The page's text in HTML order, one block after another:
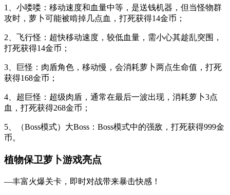
1、小喽喽：移动速度和血量中等，是送钱机器，但当怪物群
攻时，萝卜可能被啃掉几点血，打死获得14金币；
2、飞行怪：超快移动速度，较低血量，需小心其趁乱突围，
打死获得14金币；
3、巨怪：肉盾角色，移动慢，会消耗萝卜两点生命值，打死
获得168金币；
4、超巨怪：超级肉盾，通常在最后一波出现，消耗萝卜3点
血，打死获得268金币；
5、（Boss模式）大Boss：Boss模式中的强敌，打死获得999金
币。
植物保卫萝卜游戏亮点
—丰富火爆关卡，即时对战带来暴击快感！